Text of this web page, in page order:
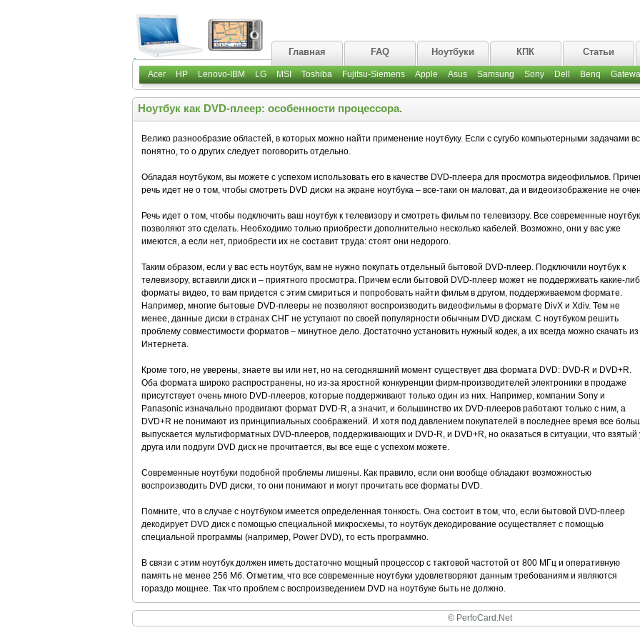
Главная FAQ Ноутбуки КПК Статьи
Acer HP Lenovo-IBM LG MSI Toshiba Fujitsu-Siemens Apple Asus Samsung Sony Dell Benq
Ноутбук как DVD-плеер: особенности процессора.
Велико разнообразие областей, в которых можно найти применение ноутбуку. Если с сугубо компьютерными задачами
понятно, то о других следует поговорить отдельно.
Обладая ноутбуком, вы можете с успехом использовать его в качестве DVD-плеера для просмотра видеофильмов.
речь идет не о том, чтобы смотреть DVD диски на экране ноутбука – все-таки он маловат, да и видеоизображение не
Речь идет о том, чтобы подключить ваш ноутбук к телевизору и смотреть фильм по телевизору. Все современные
позволяют это сделать. Необходимо только приобрести дополнительно несколько кабелей. Возможно, они у вас уже
имеются, а если нет, приобрести их не составит труда: стоят они недорого.
Таким образом, если у вас есть ноутбук, вам не нужно покупать отдельный бытовой DVD-плеер. Подключили ноутбук к
телевизору, вставили диск и – приятного просмотра. Причем если бытовой DVD-плеер может не поддерживать какие-
форматы видео, то вам придется с этим смириться и попробовать найти фильм в другом, поддерживаемом формате.
Например, многие бытовые DVD-плееры не позволяют воспроизводить видеофильмы в формате DivX и Xdiv. Тем не
менее, данные диски в странах СНГ не уступают по своей популярности обычным DVD дискам. С ноутбуком решить
проблему совместимости форматов – минутное дело. Достаточно установить нужный кодек, а их всегда можно скачать из
Интернета.
Кроме того, не уверены, знаете вы или нет, но на сегодняшний момент существует два формата DVD: DVD-R и DVD+R.
Оба формата широко распространены, но из-за яростной конкуренции фирм-производителей электроники в продаже
присутствует очень много DVD-плееров, которые поддерживают только один из них. Например, компании Sony и
Panasonic изначально продвигают формат DVD-R, а значит, и большинство их DVD-плееров работают только с ним, а
DVD+R не понимают из принципиальных соображений. И хотя под давлением покупателей в последнее время все
выпускается мультиформатных DVD-плееров, поддерживающих и DVD-R, и DVD+R, но оказаться в ситуации, что взятый
друга или подруги DVD диск не прочитается, вы все еще с успехом можете.
Современные ноутбуки подобной проблемы лишены. Как правило, если они вообще обладают возможностью
воспроизводить DVD диски, то они понимают и могут прочитать все форматы DVD.
Помните, что в случае с ноутбуком имеется определенная тонкость. Она состоит в том, что, если бытовой DVD-плеер
декодирует DVD диск с помощью специальной микросхемы, то ноутбук декодирование осуществляет с помощью
специальной программы (например, Power DVD), то есть программно.
В связи с этим ноутбук должен иметь достаточно мощный процессор с тактовой частотой от 800 МГц и оперативную
память не менее 256 Мб. Отметим, что все современные ноутбуки удовлетворяют данным требованиям и являются
гораздо мощнее. Так что проблем с воспроизведением DVD на ноутбуке быть не должно.
© PerfoCard.Net